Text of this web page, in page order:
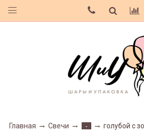
Главная Свечи - голубой с